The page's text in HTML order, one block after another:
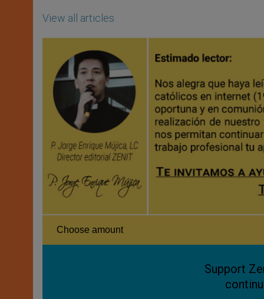
View all articles